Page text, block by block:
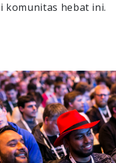
komunitas hebat ini.